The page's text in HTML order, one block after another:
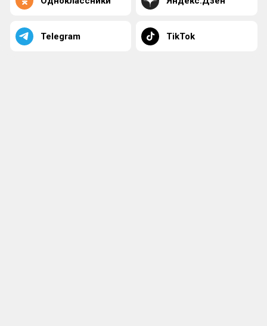
Telegram TikTok